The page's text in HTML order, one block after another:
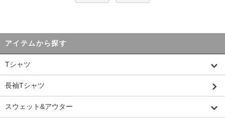
アイテムから探す
Tシャツ
長袖Tシャツ
スウェット&アウター